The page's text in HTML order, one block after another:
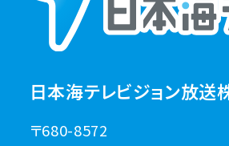
日本海テレビジョン放送
〒680-8572